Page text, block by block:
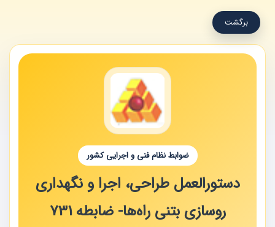
برگشت
ضوابط نظام فنی و اجرایی کشور
دستورالعمل طراحی، اجرا و نگهداری
روسازی بتنی راه‌ها- ضابطه 731